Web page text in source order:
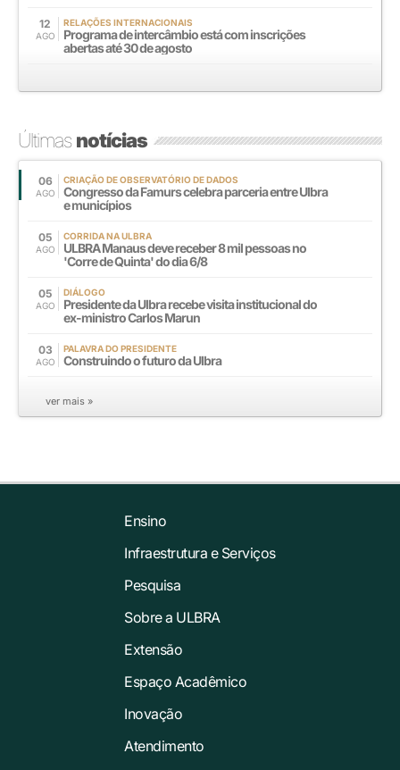
12
AGO
RELAÇÕES INTERNACIONAIS
Programa de intercâmbio está com inscrições
abertas até 30 de agosto
Últimasnotícias
06
AGO
CRIAÇÃO DE OBSERVATÓRIO DE DADOS
Congresso da Famurs celebra parceria entre Ulbra
e municípios
05
AGO
CORRIDA NA ULBRA
ULBRA Manaus deve receber 8 mil pessoas no
'Corre de Quinta' do dia 6/8
05
AGO
DIÁLOGO
Presidente da Ulbra recebe visita institucional do
ex-ministro Carlos Marun
03
AGO
PALAVRA DO PRESIDENTE
Construindo o futuro da Ulbra
ver mais »
Ensino
Infraestrutura e Serviços
Pesquisa
Sobre a ULBRA
Extensão
Espaço Acadêmico
Inovação
Atendimento